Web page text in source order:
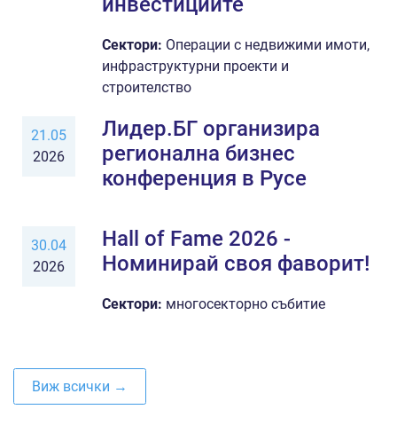
Сектори: Операции с недвижими имоти,
инфраструктурни проекти и
строителство
21.05
2026
Лидер.БГ организира
регионална бизнес
конференция в Русе
30.04
2026
Hall of Fame 2026 -
Номинирай своя фаворит!
Сектори: многосекторно събитие
Виж всички →